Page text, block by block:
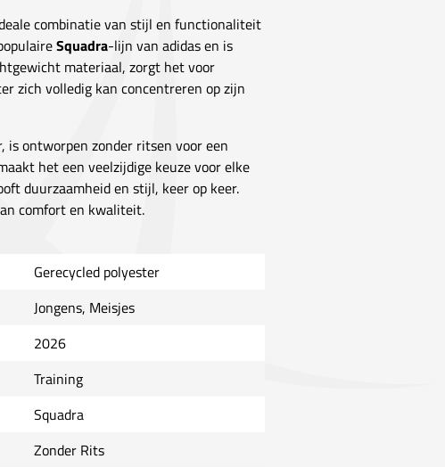
combinatie van stijl en functionaliteit
Squadra-lijn van adidas en is
materiaal, zorgt het voor
zich volledig kan concentreren op zijn
is ontworpen zonder ritsen voor een
het een veelzijdige keuze voor elke
duurzaamheid en stijl, keer op keer.
comfort en kwaliteit.
Gerecycled polyester
Jongens, Meisjes
2026
Training
Squadra
Zonder Rits